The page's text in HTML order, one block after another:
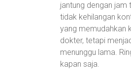
jantung dengan
tidak kehilangan
yang memudahkan
dokter, tetapi
menunggu lama.
kapan saja.